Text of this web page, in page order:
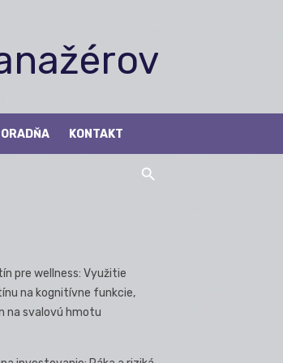
KONTAKT
pre wellness: Využitie
na kognitívne funkcie,
na svalovú hmotu